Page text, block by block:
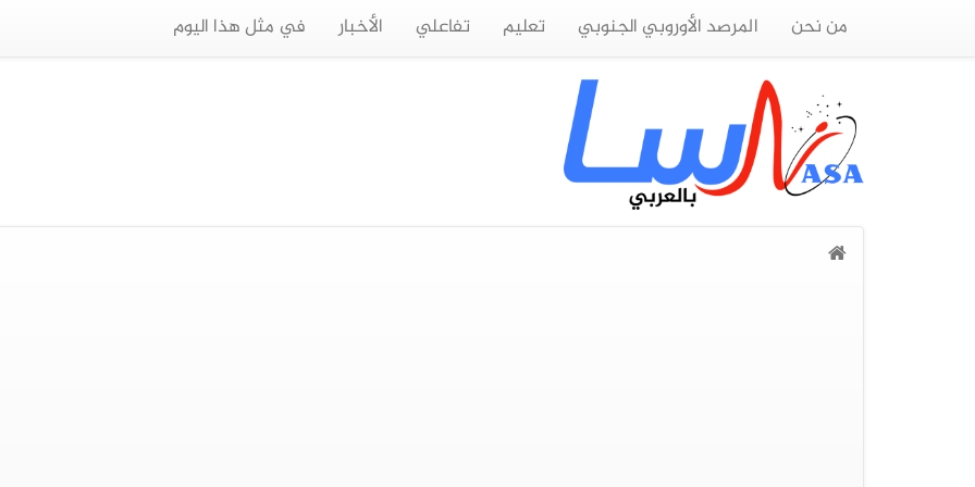
من نحن المرصد الأوروبي الجنوبي تعليم تفاعلي الأخبار في مثل هذا اليوم